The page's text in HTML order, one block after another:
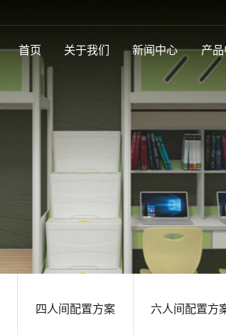
首页 关于我们 新闻中心 产
四人间配置方案 六人间配置方